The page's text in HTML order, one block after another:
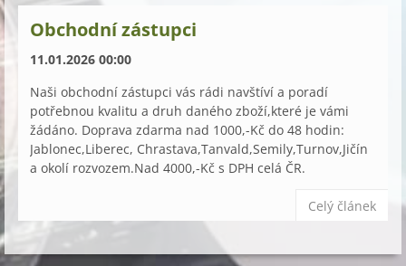
Obchodní zástupci
11.01.2026 00:00
Naši obchodní zástupci vás rádi navštíví a poradí
potřebnou kvalitu a druh daného zboží,které je vámi
žádáno. Doprava zdarma nad 1000,-Kč do 48 hodin:
Jablonec,Liberec, Chrastava,Tanvald,Semily,Turnov,Jičín
a okolí rozvozem.Nad 4000,-Kč s DPH celá ČR.
Celý článek